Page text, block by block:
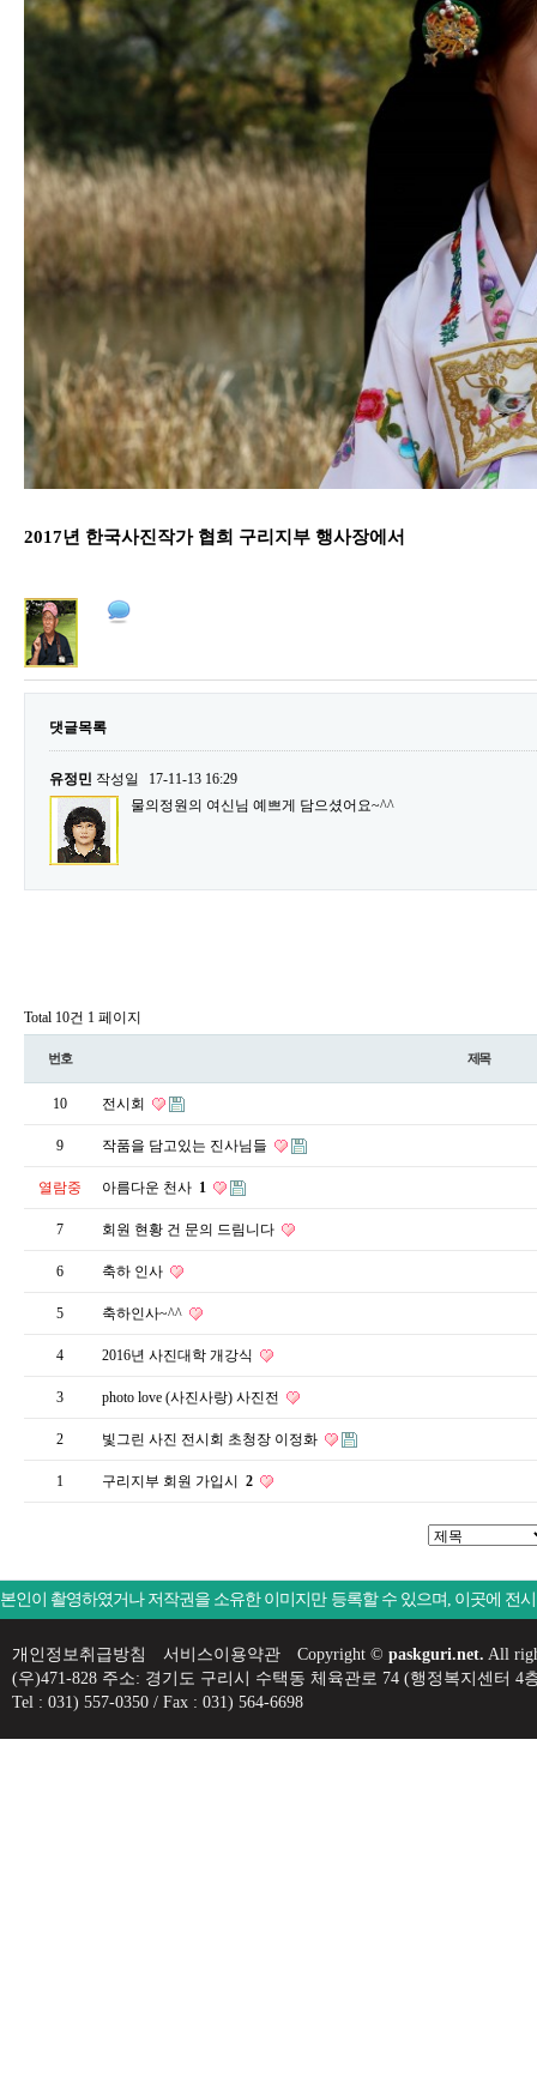
2017년 한국사진작가 협희 구리지부 행사장에서
댓글목록
유정민 작성일
17-11-13 16:29
물의정원의 여신님 예쁘게 담으셨어요~^^
Total 10건 1 페이지
번호 제목
10 전시회
9 작품을 담고있는 진사님들
열람중 아름다운 천사 1
7 회원 현황 건 문의 드림니다
6 축하 인사
5 축하인사~^^
4 2016년 사진대학 개강식
3 photo love (사진사랑) 사진전
2 빛그린 사진 전시회 초청장 이정화
1 구리지부 회원 가입시 2
본인이 촬영하였거나 저작권을 소유한 이미지만 등록할 수 있으며, 이곳에 전
개인정보취급방침 서비스이용약관 Copyright © paskguri.net. All
(우)471-828 주소: 경기도 구리시 수택동 체육관로 74 (행정복지센터
Tel : 031) 557-0350 / Fax : 031) 564-6698